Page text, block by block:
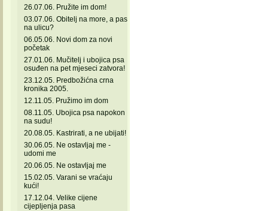
26.07.06. Pružite im dom!
03.07.06. Obitelj na more, a pas
na ulicu?
06.05.06. Novi dom za novi
početak
27.01.06. Mučitelj i ubojica psa
osuđen na pet mjeseci zatvora!
23.12.05. Predbožićna crna
kronika 2005.
12.11.05. Pružimo im dom
08.11.05. Ubojica psa napokon
na sudu!
20.08.05. Kastrirati, a ne ubijati!
30.06.05. Ne ostavljaj me -
udomi me
20.06.05. Ne ostavljaj me
15.02.05. Varani se vraćaju
kući!
17.12.04. Velike cijene
cijepljenja pasa